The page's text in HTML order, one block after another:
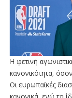
Η φετινή
κανονικότητα,
Οι ευρωπαϊκές